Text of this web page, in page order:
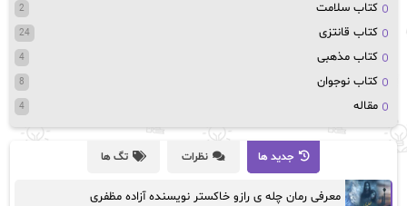
کتاب سلامت 2
کتاب قانتزی 24
کتاب مذهبی 4
کتاب نوجوان 8
مقاله 4
جدید ها نظرات تگ ها
معرفی رمان چله ی رازو خاکستر نویسنده آزاده مظفری